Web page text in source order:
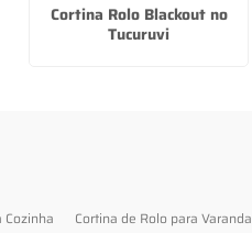
Cortina Rolo Blackout no
Tucuruvi
Cozinha Cortina de Rolo para Varanda